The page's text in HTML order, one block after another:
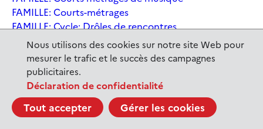
Nous utilisons des cookies sur notre site Web pour
mesurer le trafic et le succès des campagnes
publicitaires.
Déclaration de confidentialité
Tout accepter Gérer les cookies
FAMILLE: Courts-métrages
FAMILLE: Cycle: Drôles de rencontres
FAMILLE: En sortant de l'école - Andrée Chedid
FAMILLE: Ernest et Célestine: Le voyage en Charabie
FAMILLE: Festival International du court métrage
Clermont-Ferrand
FAMILLE: Kina et Yuk, renards de la banquise
FAMILLE: La Pat' Patrouille : La Super Patrouille, le film